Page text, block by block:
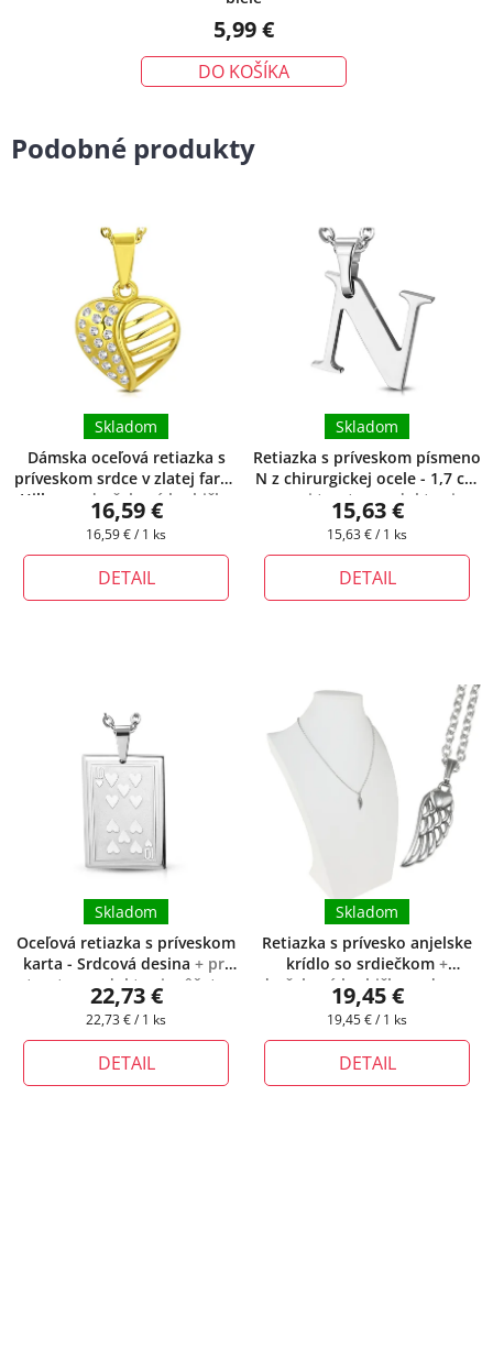
5,99 €
DO KOŠÍKA
Podobné produkty
Dámska oceľová retiazka s
príveskom srdce v zlatej farbe
Hillary
+ darčeková krabička
zadarmo
Skladom
16,59 €
Jednotková
cena:
16,59 € / 1 ks
DETAIL
Retiazka s príveskom písmeno
N z chirurgickej ocele - 1,7 cm
+ pri tomto produkte si
môžete zvoliť dĺžku retiazky
Skladom
15,63 €
Jednotková
cena:
15,63 € / 1 ks
DETAIL
Oceľová retiazka s príveskom
karta - Srdcová desina + pri
tomto produkte si môžete
zvoliť dĺžku retiazky
Skladom
22,73 €
Jednotková
cena:
22,73 € / 1 ks
DETAIL
Retiazka s prívesko anjelske
krídlo so srdiečkom +
darčeková krabička zadarmo
Skladom
19,45 €
Jednotková
cena:
19,45 € / 1 ks
DETAIL